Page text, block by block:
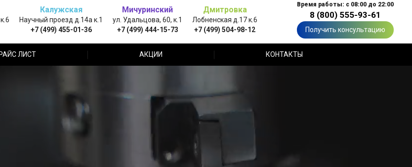
Калужская
Научный проезд д.14а к.1
+7 (499) 455-01-36
Мичуринский
ул. Удальцова, 60, к.1
+7 (499) 444-15-73
Дмитровка
Лобненская д.17 к.6
+7 (499) 504-98-12
Время работы: с 08:00 до 22:00
8 (800) 555-93-61
Получить консультацию
ЛИСТ АКЦИИ КОНТАКТЫ